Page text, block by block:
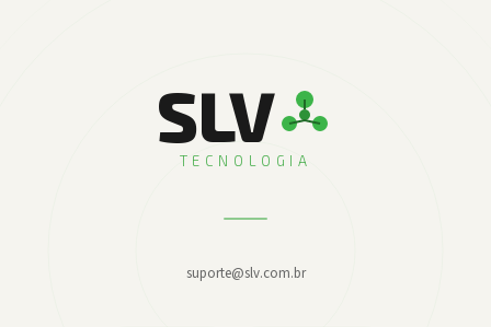
SLV
TECNOLOGIA
suporte@slv.com.br